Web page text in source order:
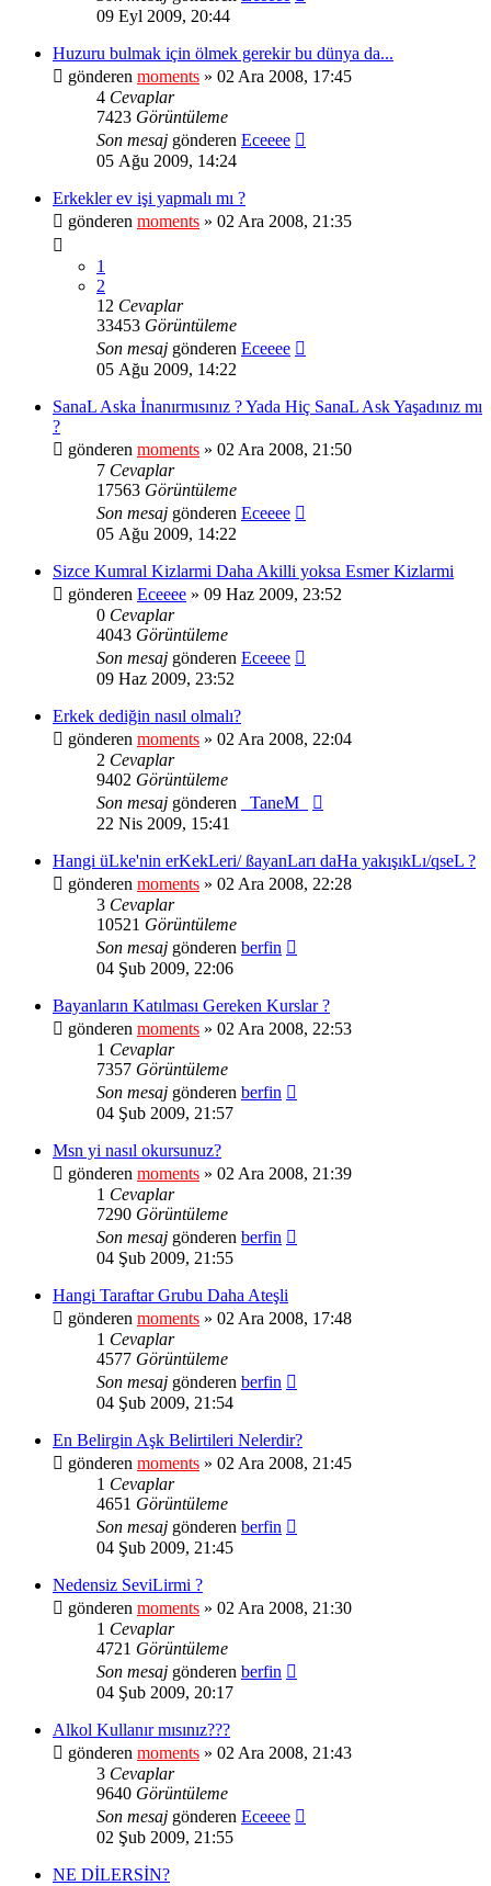
09 Eyl 2009, 20:44
Huzuru bulmak için ölmek gerekir bu dünya da...
gönderen moments » 02 Ara 2008, 17:45
4 Cevaplar
7423 Görüntüleme
Son mesaj gönderen Eceeee
05 Ağu 2009, 14:24
Erkekler ev işi yapmalı mı ?
gönderen moments » 02 Ara 2008, 21:35
1
2
12 Cevaplar
33453 Görüntüleme
Son mesaj gönderen Eceeee
05 Ağu 2009, 14:22
SanaL Aska İnanırmısınız ? Yada Hiç SanaL Ask Yaşadınız mı
?
gönderen moments » 02 Ara 2008, 21:50
7 Cevaplar
17563 Görüntüleme
Son mesaj gönderen Eceeee
05 Ağu 2009, 14:22
Sizce Kumral Kizlarmi Daha Akilli yoksa Esmer Kizlarmi
gönderen Eceeee » 09 Haz 2009, 23:52
0 Cevaplar
4043 Görüntüleme
Son mesaj gönderen Eceeee
09 Haz 2009, 23:52
Erkek dediğin nasıl olmalı?
gönderen moments » 02 Ara 2008, 22:04
2 Cevaplar
9402 Görüntüleme
Son mesaj gönderen
_TaneM_
22 Nis 2009, 15:41
Hangi üLke'nin erKekLeri/ ßayanLarı daHa yakışıkLı/qseL ?
gönderen moments » 02 Ara 2008, 22:28
3 Cevaplar
10521 Görüntüleme
Son mesaj gönderen berfin
04 Şub 2009, 22:06
Bayanların Katılması Gereken Kurslar ?
gönderen moments » 02 Ara 2008, 22:53
1 Cevaplar
7357 Görüntüleme
Son mesaj gönderen berfin
04 Şub 2009, 21:57
Msn yi nasıl okursunuz?
gönderen moments » 02 Ara 2008, 21:39
1 Cevaplar
7290 Görüntüleme
Son mesaj gönderen berfin
04 Şub 2009, 21:55
Hangi Taraftar Grubu Daha Ateşli
gönderen moments » 02 Ara 2008, 17:48
1 Cevaplar
4577 Görüntüleme
Son mesaj gönderen berfin
04 Şub 2009, 21:54
En Belirgin Aşk Belirtileri Nelerdir?
gönderen moments » 02 Ara 2008, 21:45
1 Cevaplar
4651 Görüntüleme
Son mesaj gönderen berfin
04 Şub 2009, 21:45
Nedensiz SeviLirmi ?
gönderen moments » 02 Ara 2008, 21:30
1 Cevaplar
4721 Görüntüleme
Son mesaj gönderen berfin
04 Şub 2009, 20:17
Alkol Kullanır mısınız???
gönderen moments » 02 Ara 2008, 21:43
3 Cevaplar
9640 Görüntüleme
Son mesaj gönderen Eceeee
02 Şub 2009, 21:55
NE DİLERSİN?